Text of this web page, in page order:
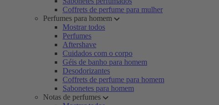
Coffrets de perfume para mulher
Perfumes para homem
Mostrar todos
Perfumes
Aftershave
Cuidados com o corpo
Géis de banho para homem
Desodorizantes
Coffrets de perfume para homem
Sabonetes para homem
Notas de perfumes